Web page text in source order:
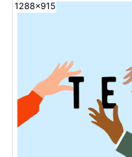
1288x915